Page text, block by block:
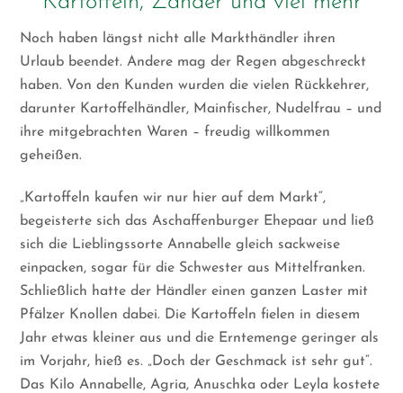
Noch haben längst nicht alle Markthändler ihren
Urlaub beendet. Andere mag der Regen abgeschreckt
haben. Von den Kunden wurden die vielen Rückkehrer,
darunter Kartoffelhändler, Mainfischer, Nudelfrau – und
ihre mitgebrachten Waren – freudig willkommen
geheißen.
„Kartoffeln kaufen wir nur hier auf dem Markt“,
begeisterte sich das Aschaffenburger Ehepaar und ließ
sich die Lieblingssorte Annabelle gleich sackweise
einpacken, sogar für die Schwester aus Mittelfranken.
Schließlich hatte der Händler einen ganzen Laster mit
Pfälzer Knollen dabei. Die Kartoffeln fielen in diesem
Jahr etwas kleiner aus und die Erntemenge geringer als
im Vorjahr, hieß es. „Doch der Geschmack ist sehr gut“.
Das Kilo Annabelle, Agria, Anuschka oder Leyla kostete